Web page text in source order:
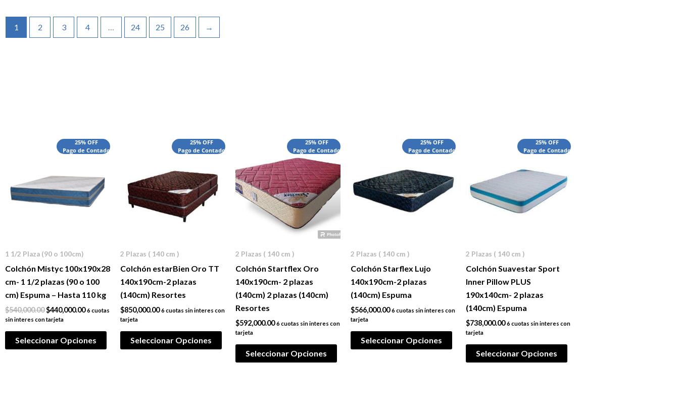
1 2 3 4 24 25 26 →
25% OFF
Pago de Contado
1 1/2 Plaza (90 o 100cm)
Colchón Mistyc 100x190x28
cm- 1 1/2 plazas (90 o 100
cm) Espuma – Hasta 110 kg
$540,000.00
precio
$540,000.00.
$440,000.00
El
precio
$440,000.00.
6 cuotas
sin interes con tarjeta
Seleccionar Opciones
25% OFF
Pago de Contado
2 Plazas ( 140 cm )
Colchón estarBien Oro TT
140x190cm-2 plazas
(140cm) Resortes
$850,000.00 6 cuotas sin interes con
tarjeta
Seleccionar Opciones
25% OFF
Pago de Contado
2 Plazas ( 140 cm )
Colchón Startflex Oro
140x190cm- 2 plazas
(140cm) 2 plazas (140cm)
Resortes
$592,000.00 6 cuotas sin interes con
tarjeta
Seleccionar Opciones
25% OFF
Pago de Contado
2 Plazas ( 140 cm )
Colchón Starflex Lujo
140x190cm-2 plazas
(140cm) Espuma
$566,000.00 6 cuotas sin interes con
tarjeta
Seleccionar Opciones
25% OFF
Pago de Contado
2 Plazas ( 140 cm )
Colchón Suavestar Sport
Inner Pillow PLUS
190x140cm- 2 plazas
(140cm) Espuma
$738,000.00 6 cuotas sin interes con
tarjeta
Seleccionar Opciones